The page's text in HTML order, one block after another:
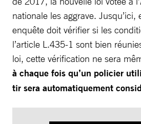
nationale les aggrave.
enquête doit vérifier si les
l’article L.435-1 sont bien
loi, cette vérification ne sera
à chaque fois qu’un policier
tir sera automatiquement